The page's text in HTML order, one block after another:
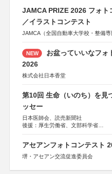
JAMCA PRIZE 2026 フォト
／イラストコンテスト
JAMCA（全国自動車大学校・整備専
NEW
お盆っていいなフォ
2026
株式会社日本香堂
第10回 生命（いのち）を見
ッセー
日本医師会、読売新聞社
後援：厚生労働省、文部科学省
アセアンフォトコンテスト
堺・アセアン交流促進委員会